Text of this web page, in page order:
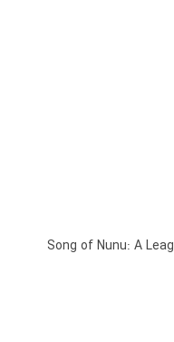
Song of Nunu: A